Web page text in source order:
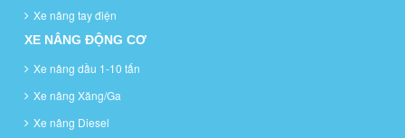
Xe nâng tay điện
XE NÂNG ĐỘNG CƠ
Xe nâng dầu 1-10 tấn
Xe nâng Xăng/Ga
Xe nâng Diesel